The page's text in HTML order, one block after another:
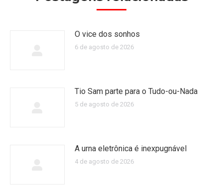
O vice dos sonhos
6 de agosto de 2026
Tio Sam parte para o Tudo-ou-Nada
5 de agosto de 2026
A urna eletrônica é inexpugnável
4 de agosto de 2026